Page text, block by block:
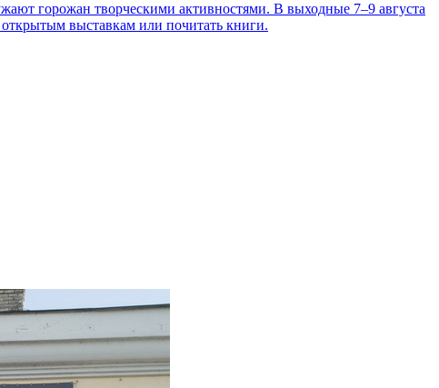
горожан творческими активностями. В выходные 7–9 августа
выставкам или почитать книги.